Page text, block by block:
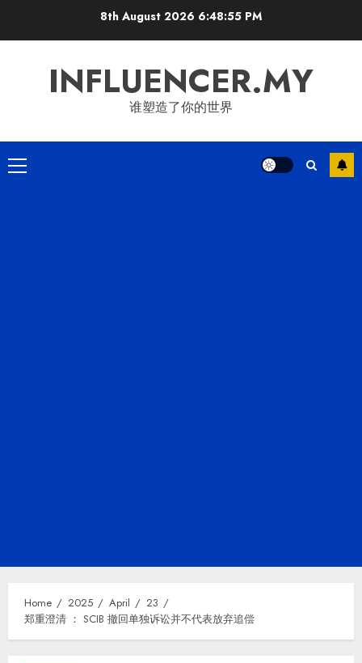
8th August 2026 6:48:56 PM
INFLUENCER.MY
谁塑造了你的世界
Primary
Home 2025 April
23
郑重澄清 ： SCIB 撤回单独诉讼并不代表放弃追偿